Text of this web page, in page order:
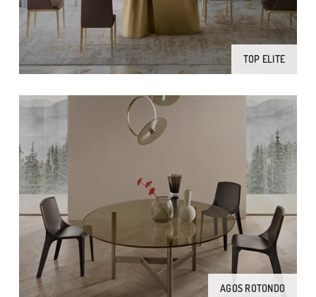
TOP ELITE
AGOS ROTONDO